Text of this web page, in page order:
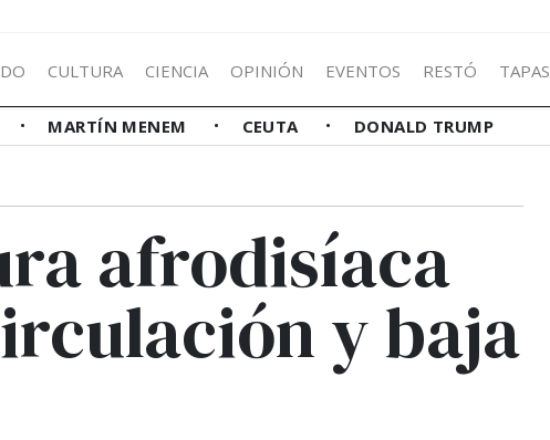
CULTURA CIENCIA OPINIÓN EVENTOS RESTÓ TAPAS
MARTÍN MENEM CEUTA DONALD TRUMP
afrodisíaca
y baja